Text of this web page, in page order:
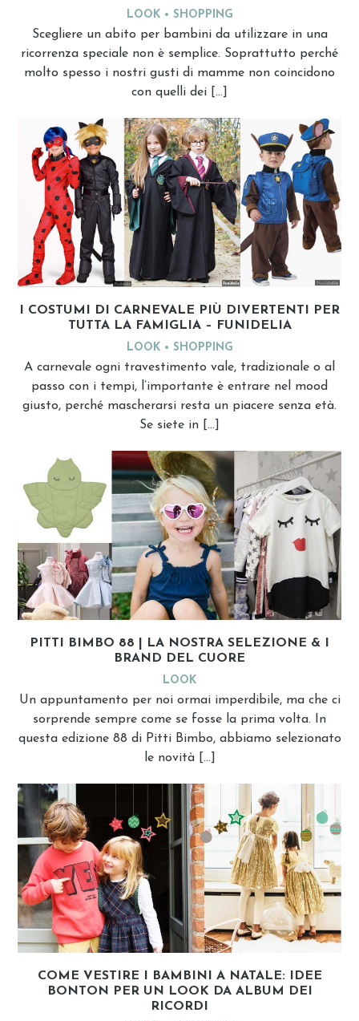
LOOK SHOPPING
Scegliere un abito per bambini da utilizzare in una
ricorrenza speciale non è semplice. Soprattutto perché
molto spesso i nostri gusti di mamme non coincidono
con quelli dei […]
I COSTUMI DI CARNEVALE PIÙ DIVERTENTI PER
TUTTA LA FAMIGLIA – FUNIDELIA
LOOK SHOPPING
A carnevale ogni travestimento vale, tradizionale o al
passo con i tempi, l’importante è entrare nel mood
giusto, perché mascherarsi resta un piacere senza età.
Se siete in […]
PITTI BIMBO 88 | LA NOSTRA SELEZIONE & I
BRAND DEL CUORE
LOOK
Un appuntamento per noi ormai imperdibile, ma che ci
sorprende sempre come se fosse la prima volta. In
questa edizione 88 di Pitti Bimbo, abbiamo selezionato
le novità […]
COME VESTIRE I BAMBINI A NATALE: IDEE
BONTON PER UN LOOK DA ALBUM DEI
RICORDI